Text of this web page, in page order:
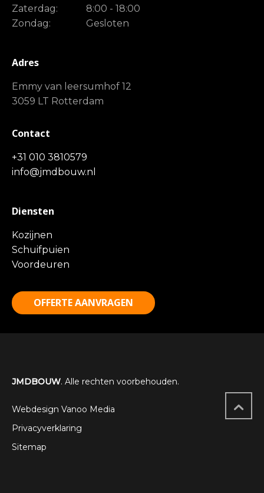
Zaterdag:
8:00 - 18:00
Zondag:
Gesloten
Adres
Emmy van leersumhof 12
3059 LT Rotterdam
Contact
+31 010 3810579
info@jmdbouw.nl
Diensten
Kozijnen
Schuifpuien
Voordeuren
OFFERTE AANVRAGEN
JMDBOUW. Alle rechten voorbehouden.
Webdesign Vanoo Media
Privacyverklaring
Sitemap